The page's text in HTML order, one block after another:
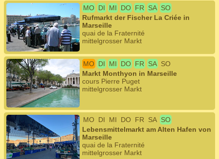
MO DI MI DO FR SA SO
Rufmarkt der Fischer La Criée in
Marseille
quai de la Fraternité
mittelgrosser Markt
MO DI MI DO FR SA SO
Markt Monthyon in Marseille
cours Pierre Puget
mittelgrosser Markt
MO DI MI DO FR SA SO
Lebensmittelmarkt am Alten Hafen von
Marseille
quai de la Fraternité
mittelgrosser Markt